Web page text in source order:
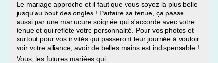
Le mariage approche et il faut que vous soyez la plus belle
jusqu'au bout des ongles ! Parfaire sa tenue, ça passe
aussi par une manucure soignée qui s'accorde avec votre
tenue et qui reflète votre personnalité. Pour vos photos et
surtout pour vos invités qui passeront leur journée à vouloir
voir votre alliance, avoir de belles mains est indispensable !
Vous, les futures mariées qui...